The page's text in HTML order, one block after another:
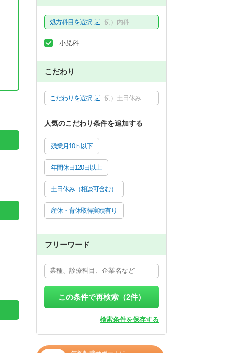
処方科目を選択 例）内科
小児科
こだわり
こだわりを選択 例）土日休み
人気のこだわり条件を追加する
残業月10ｈ以下
年間休日120日以上
土日休み（相談可含む）
産休・育休取得実績有り
フリーワード
この条件で再検索（2件）
検索条件を保存する